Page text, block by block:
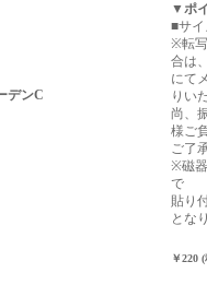
デンC
▼ポ
■サイ
※転
合は
にて
りい
尚、
様ご
ご了
※磁
で
貼り
とな
￥220